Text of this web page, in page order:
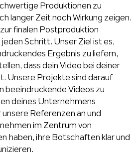
Produktionen zu
langer Zeit noch Wirkung zeigen.
finalen Postproduktion
Schritt. Unser Ziel ist es,
Ergebnis zu liefern,
dass dein Video bei deiner
Unsere Projekte sind darauf
beeindruckende Videos zu
deines Unternehmens
Referenzen an und
im Zentrum von
haben, ihre Botschaften klar und